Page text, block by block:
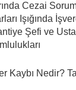
Cezai
Işığında
Şefi ve
Kaybı Nedir?